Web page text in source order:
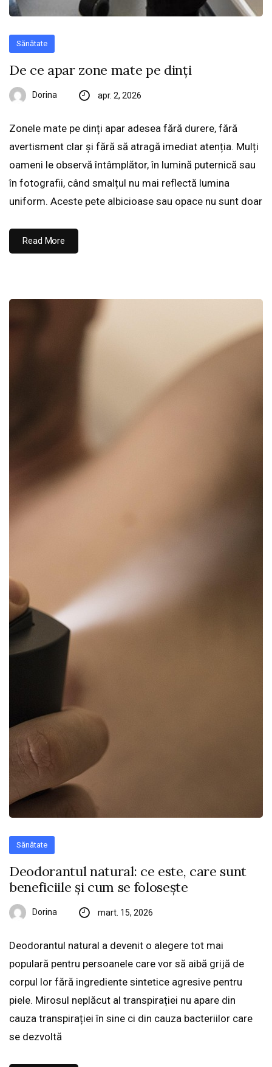
Sănătate
De ce apar zone mate pe dinți
Dorina apr. 2, 2026
Zonele mate pe dinți apar adesea fără durere, fără
avertisment clar și fără să atragă imediat atenția. Mulți
oameni le observă întâmplător, în lumină puternică sau
în fotografii, când smalțul nu mai reflectă lumina
uniform. Aceste pete albicioase sau opace nu sunt doar
Read More
Sănătate
Deodorantul natural: ce este, care sunt
beneficiile și cum se folosește
Dorina mart. 15, 2026
Deodorantul natural a devenit o alegere tot mai
populară pentru persoanele care vor să aibă grijă de
corpul lor fără ingrediente sintetice agresive pentru
piele. Mirosul neplăcut al transpirației nu apare din
cauza transpirației în sine ci din cauza bacteriilor care
se dezvoltă